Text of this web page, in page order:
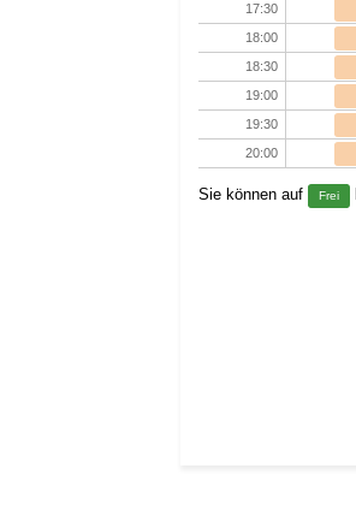
17:30
18:00
18:30
19:00
19:30
20:00
Sie können auf Frei